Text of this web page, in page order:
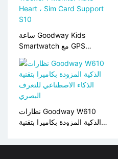
ساعة Goodway Kids
Smartwatch مع GPS
Tracker ، Monitor Rate
Heart ، Sim Card Support
S10
نظارات Goodway W610
الذكية المزودة بكاميرا بتقنية
البصري